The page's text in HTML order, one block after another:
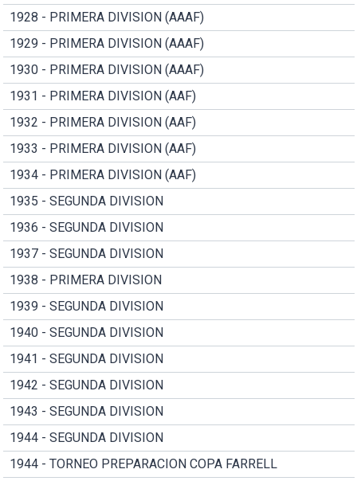
1928 - PRIMERA DIVISION (AAAF)
1929 - PRIMERA DIVISION (AAAF)
1930 - PRIMERA DIVISION (AAAF)
1931 - PRIMERA DIVISION (AAF)
1932 - PRIMERA DIVISION (AAF)
1933 - PRIMERA DIVISION (AAF)
1934 - PRIMERA DIVISION (AAF)
1935 - SEGUNDA DIVISION
1936 - SEGUNDA DIVISION
1937 - SEGUNDA DIVISION
1938 - PRIMERA DIVISION
1939 - SEGUNDA DIVISION
1940 - SEGUNDA DIVISION
1941 - SEGUNDA DIVISION
1942 - SEGUNDA DIVISION
1943 - SEGUNDA DIVISION
1944 - SEGUNDA DIVISION
1944 - TORNEO PREPARACION COPA FARRELL